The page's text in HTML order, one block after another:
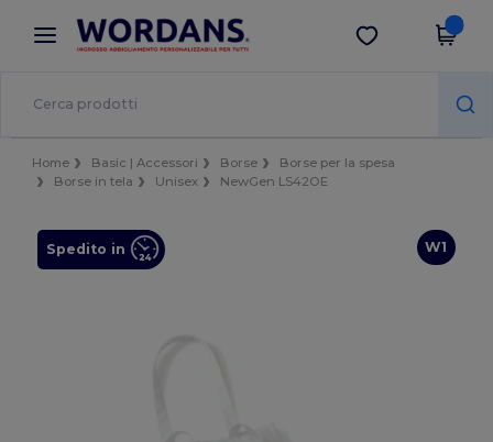
× App Wordans
Prezzi migliori sull'app!
Scarica app
Home Basic | Accessori Borse
Borse per la spesa
Borse in tela
Unisex NewGen LS42OE
W1
Spedito in